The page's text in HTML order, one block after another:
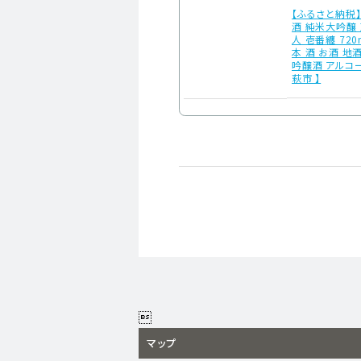
【ふるさと納税
酒 純米大吟醸
人 壱番纏
本 酒 お酒 地
吟醸酒 アルコ
萩市 】

マップ